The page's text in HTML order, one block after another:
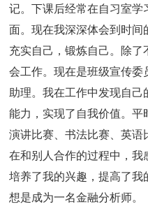
记。下课后经常在自习室学
面。现在我深深体会到时间
充实自己，锻炼自己。除
会工作。现在是班级宣传
助理。我在工作中发现自己
能力，实现了自我价值。平
演讲比赛、书法比赛、英语
在和别人合作的过程中，我
培养了我的兴趣，提高了
想是成为一名金融分析师。